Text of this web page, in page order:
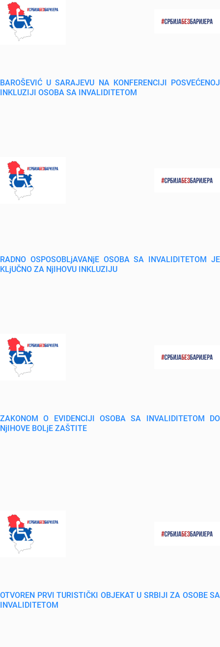
BAROŠEVIĆ U SARAJEVU NA KONFERENCIJI POSVEĆENOJ
INKLUZIJI OSOBA SA INVALIDITETOM
RADNO OSPOSOBLjAVANjE OSOBA SA INVALIDITETOM JE
KLjUČNO ZA NjIHOVU INKLUZIJU
ZAKONOM O EVIDENCIJI OSOBA SA INVALIDITETOM DO
NjIHOVE BOLjE ZAŠTITE
OTVOREN PRVI TURISTIČKI OBJEKAT U SRBIJI ZA OSOBE SA
INVALIDITETOM